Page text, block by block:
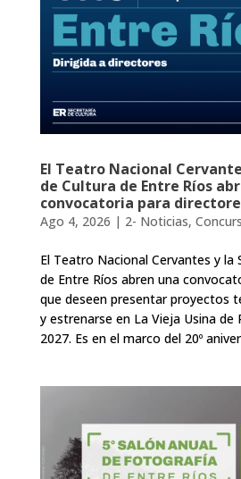
El Teatro Nacional
de Cultura de Entre Ríos
convocatoria para
Ago 4, 2026 | 2- Noticias,
El Teatro Nacional Cervantes y la
de Entre Ríos abren una
que deseen presentar proyectos
y estrenarse en La Vieja Usina de
2027. Es en el marco del 20º